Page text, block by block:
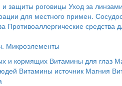
и защиты роговицы Уход за линзами
для местного примен.
Противоаллергические средства
Микроэлементы
и кормящих Витамины для глаз
Витамины источник Магния